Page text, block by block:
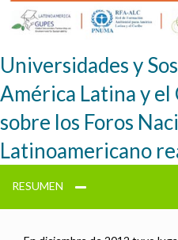
Universidades y
América Latina y
sobre los Foros
Latinoamericano
RESUMEN